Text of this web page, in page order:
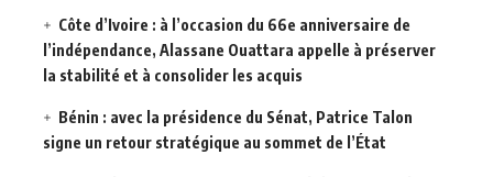
Côte d’Ivoire : à l’occasion du 66e anniversaire de
l’indépendance, Alassane Ouattara appelle à préserver
la stabilité et à consolider les acquis
Bénin : avec la présidence du Sénat, Patrice Talon
signe un retour stratégique au sommet de l’État